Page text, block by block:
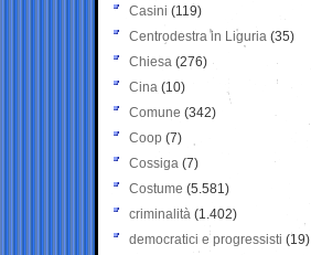
Casini (119)
Centrodestra in Liguria (35)
Chiesa (276)
Cina (10)
Comune (342)
Coop (7)
Cossiga (7)
Costume (5.581)
criminalità (1.402)
democratici e progressisti (19)